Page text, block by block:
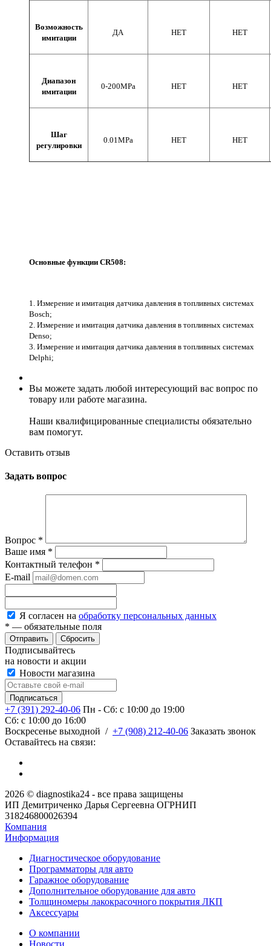
Возможность
имитации
ДА НЕТ НЕТ
Диапазон
имитации
0-200MPa НЕТ НЕТ
Шаг
регулировки
0.01MPa НЕТ НЕТ
Основные функции CR508:
1. Измерение и имитация датчика давления в топливных системах
Bosch;
2. Измерение и имитация датчика давления в топливных системах
Denso;
3. Измерение и имитация датчика давления в топливных системах
Delphi;
Вы можете задать любой интересующий вас вопрос по
товару или работе магазина.
Наши квалифицированные специалисты обязательно
вам помогут.
Оставить отзыв
Задать вопрос
Вопрос *
Ваше имя *
Контактный телефон *
E-mail
Я согласен на обработку персональных данных
* — обязательные поля
Сбросить
Подписывайтесь
на новости и акции
Новости магазина
+7 (391) 292-40-06 Пн - Сб: c 10:00 до 19:00
Сб: c 10:00 до 16:00
​Воскресенье выходной / +7 (908) 212-40-06 Заказать звонок
Оставайтесь на связи:
2026 © diagnostika24 - все права защищены
ИП Демитриченко Дарья Сергеевна ОГРНИП
318246800026394
Компания
Информация
Диагностическое оборудование
Программаторы для авто
Гаражное оборудование
Дополнительное оборудование для авто
Толщиномеры лакокрасочного покрытия ЛКП
Аксессуары
О компании